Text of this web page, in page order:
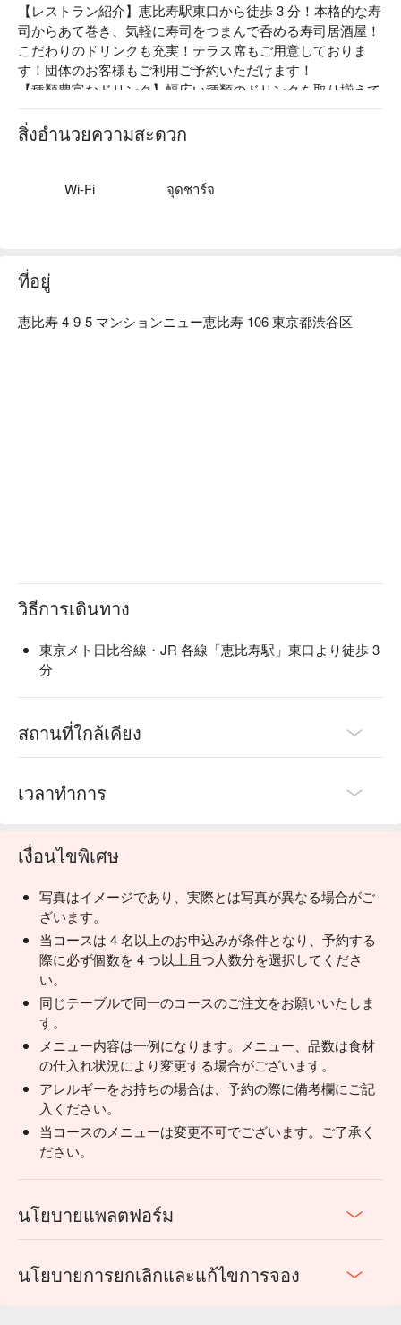
【レストラン紹介】恵比寿駅東口から徒歩 3 分！本格的な寿
司からあて巻き、気軽に寿司をつまんで呑める寿司居酒屋！
こだわりのドリンクも充実！テラス席もご用意しておりま
す！団体のお客様もご利用ご予約いただけます！
【種類豊富なドリンク】幅広い種類のドリンクを取り揃えて
おります。豊富なラインナップの中から、お好みの味わいや
シーンに合った一杯をお楽しみください。また日本各地の蔵
【本格的な料理】普通のお寿司屋さんでは出会えない当店自
สิ่งอำนวยความสะดวก
Wi-Fi จุดชาร์จ
ที่อยู่
恵比寿 4-9-5 マンションニュー恵比寿 106 東京都渋谷区
วิธีการเดินทาง
東京メト日比谷線・JR 各線「恵比寿駅」東口より徒歩 3
分
สถานที่ใกล้เคียง
เวลาทำการ
เงื่อนไขพิเศษ
写真はイメージであり、実際とは写真が異なる場合がご
ざいます。
当コースは 4 名以上のお申込みが条件となり、予約する
際に必ず個数を 4 つ以上且つ人数分を選択してくださ
い。
同じテーブルで同一のコースのご注文をお願いいたしま
す。
メニュー内容は一例になります。メニュー、品数は食材
の仕入れ状況により変更する場合がございます。
アレルギーをお持ちの場合は、予約の際に備考欄にご記
入ください。
当コースのメニューは変更不可でございます。ご了承く
ださい。
นโยบายแพลตฟอร์ม
นโยบายการยกเลิกและแก้ไขการจอง